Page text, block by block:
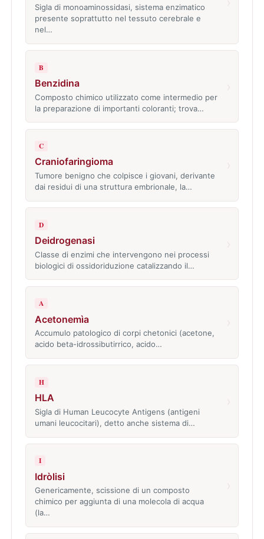
Sigla di monoaminossidasi, sistema enzimatico
presente soprattutto nel tessuto cerebrale e
nel…
B
Benzidina
Composto chimico utilizzato come intermedio per
la preparazione di importanti coloranti; trova…
C
Craniofaringioma
Tumore benigno che colpisce i giovani, derivante
dai residui di una struttura embrionale, la…
D
Deidrogenasi
Classe di enzimi che intervengono nei processi
biologici di ossidoriduzione catalizzando il…
A
Acetonemìa
Accumulo patologico di corpi chetonici (acetone,
acido beta-idrossibutirrico, acido…
H
HLA
Sigla di Human Leucocyte Antigens (antigeni
umani leucocitari), detto anche sistema di…
I
Idròlisi
Genericamente, scissione di un composto
chimico per aggiunta di una molecola di acqua
(la…